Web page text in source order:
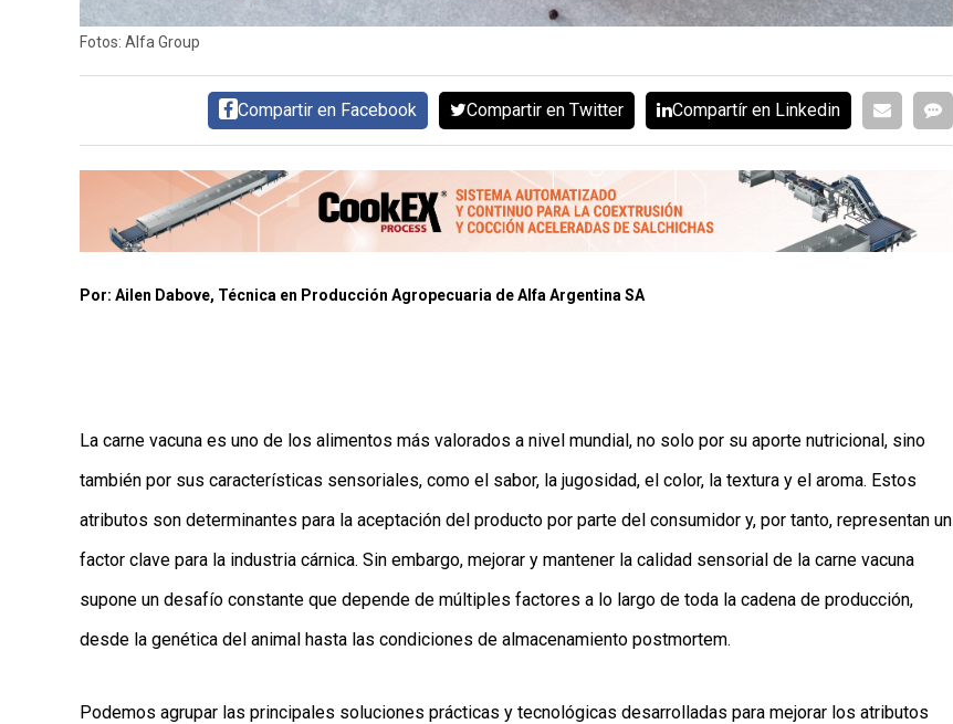
CONTÁCTENOS
TÉRMINOS
PRIVACIDAD
QUIENES
Fotos: Alfa Group
Compartir en Facebook Compartir en Twitter Compartír en Linkedin
Por: Ailen Dabove, Técnica en Producción Agropecuaria de Alfa Argentina SA
La carne vacuna es uno de los alimentos más valorados a nivel mundial, no solo por su aporte nutricional, sino
también por sus características sensoriales, como el sabor, la jugosidad, el color, la textura y el aroma. Estos
atributos son determinantes para la aceptación del producto por parte del consumidor y, por tanto, representan un
factor clave para la industria cárnica. Sin embargo, mejorar y mantener la calidad sensorial de la carne vacuna
supone un desafío constante que depende de múltiples factores a lo largo de toda la cadena de producción,
desde la genética del animal hasta las condiciones de almacenamiento postmortem.
Podemos agrupar las principales soluciones prácticas y tecnológicas desarrolladas para mejorar los atributos